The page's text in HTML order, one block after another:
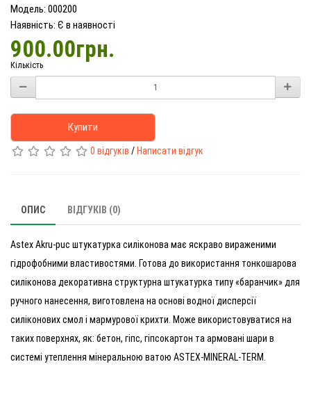
Модель: 000200
Наявність: Є в наявності
900.00грн.
Кількість
Купити
0 відгуків / Написати відгук
ОПИС ВІДГУКІВ (0)
Astex Akru-puc штукатурка силіконова має яскраво вираженими
гідрофобними властивостями. Готова до використання тонкошарова
силіконова декоративна структурна штукатурка типу «баранчик» для
ручного нанесення, виготовлена ​​на основі водної дисперсії
силіконових смол і мармурової крихти. Може використовуватися на
таких поверхнях, як: бетон, гіпс, гіпсокартон та армовані шари в
системі утеплення мінеральною ватою ASTEX-MINERAL-TERM.